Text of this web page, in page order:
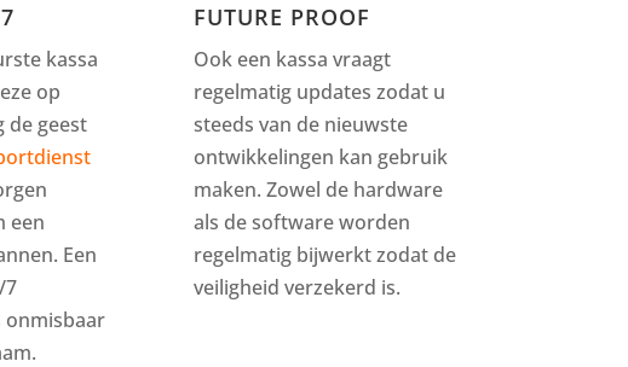
kassa
op
de geest
een
Een
7
FUTURE PROOF
Ook een kassa vraagt
regelmatig updates zodat u
steeds van de nieuwste
ontwikkelingen kan gebruik
maken. Zowel de hardware
als de software worden
regelmatig bijwerkt zodat de
veiligheid verzekerd is.